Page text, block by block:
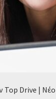
Top Drive |